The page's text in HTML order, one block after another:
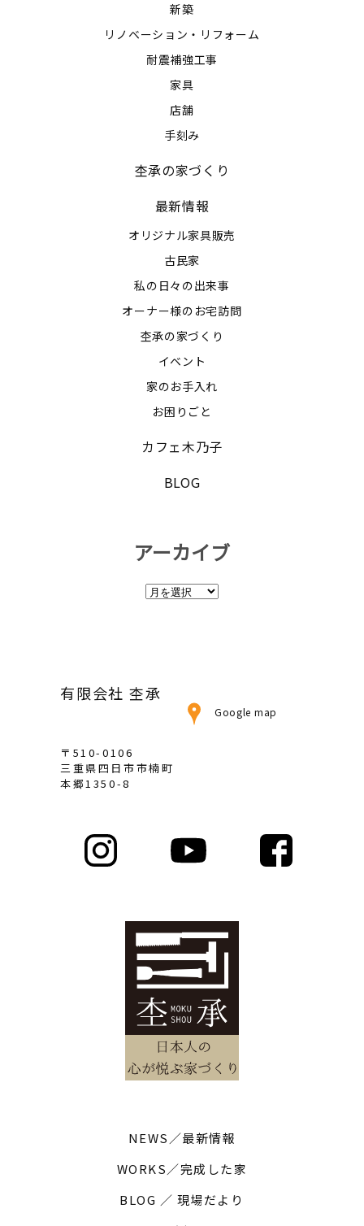
新築
リノベーション・リフォーム
耐震補強工事
家具
店舗
手刻み
杢承の家づくり
最新情報
オリジナル家具販売
古民家
私の日々の出来事
オーナー様のお宅訪問
杢承の家づくり
イベント
家のお手入れ
お困りごと
カフェ木乃子
BLOG
アーカイブ
ア
有限会社 杢承
Google map
〒510-0106
三重県四日市市楠町
本郷1350-8
NEWS／最新情報
WORKS／完成した家
BLOG ／ 現場だより